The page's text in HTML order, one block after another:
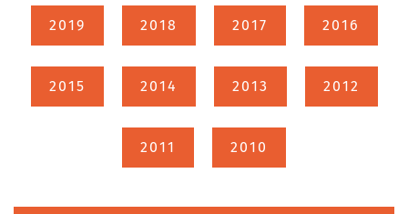
2019 2018 2017 2016
2015 2014 2013 2012
2011 2010